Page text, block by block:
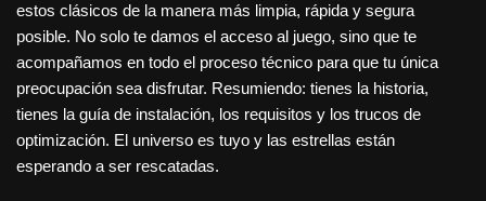
estos clásicos de la manera más limpia, rápida y segura
posible. No solo te damos el acceso al juego, sino que te
acompañamos en todo el proceso técnico para que tu única
preocupación sea disfrutar. Resumiendo: tienes la historia,
tienes la guía de instalación, los requisitos y los trucos de
optimización. El universo es tuyo y las estrellas están
esperando a ser rescatadas.